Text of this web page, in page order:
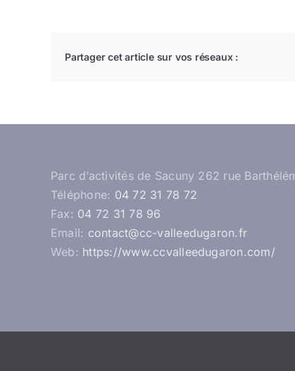
Partager cet article sur vos réseaux :
Parc d’activités de Sacuny 262 rue
Téléphone: 04 72 31 78 72
Fax: 04 72 31 78 96
Email: contact@cc-valleedugaron.fr
Web: https://www.ccvalleedugaron.com/